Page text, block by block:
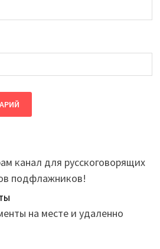
канал для русскоговорящих
подфлажников!
на месте и удаленно